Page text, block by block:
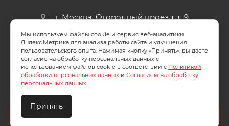
г. Москва, Огородный проезд, д.9
СОГЛАСИЕ НА ОБРАБОТКУ ПЕРСОНАЛЬНЫХ ДАННЫХ
ПОЛИТИКА ОБРАБОТКИ ПЕРСОНАЛЬНЫХ ДАННЫХ
2026 © ООО "Ивановотекстиль". ОГРН:1073703000029
Мы используем файлы cookie и сервис веб-аналитики
Яндекс.Метрика для анализа работы сайта и улучшения
пользовательского опыта. Нажимая кнопку «Принять», вы даете
согласие на обработку персональных данных с
использованием файлов cookie в соответствии с Политикой
обработки персональных данных и Согласием на обработку
персональных данных.
Принять